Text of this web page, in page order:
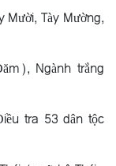
Tày Mường,
Ngành trắng
tra 53 dân tộc